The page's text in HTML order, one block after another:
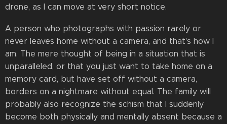
drone, as I can move at very short notice.
A person who photographs with passion rarely or
never leaves home without a camera, and that's how I
am. The mere thought of being in a situation that is
unparalleled, or that you just want to take home on a
memory card, but have set off without a camera,
borders on a nightmare without equal. The family will
probably also recognize the schism that I suddenly
become both physically and mentally absent because a